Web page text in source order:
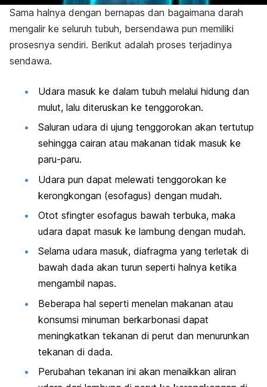
Sama halnya dengan bernapas dan bagaimana darah
mengalir ke seluruh tubuh, bersendawa pun memiliki
prosesnya sendiri. Berikut adalah proses terjadinya
sendawa.
Udara masuk ke dalam tubuh melalui hidung dan
mulut, lalu diteruskan ke tenggorokan.
Saluran udara di ujung tenggorokan akan tertutup
sehingga cairan atau makanan tidak masuk ke
paru-paru.
Udara pun dapat melewati tenggorokan ke
kerongkongan (esofagus) dengan mudah.
Otot sfingter esofagus bawah terbuka, maka
udara dapat masuk ke lambung dengan mudah.
Selama udara masuk, diafragma yang terletak di
bawah dada akan turun seperti halnya ketika
mengambil napas.
Beberapa hal seperti menelan makanan atau
konsumsi minuman berkarbonasi dapat
meningkatkan tekanan di perut dan menurunkan
tekanan di dada.
Perubahan tekanan ini akan menaikkan aliran